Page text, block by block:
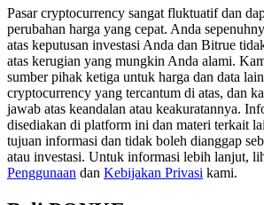
Pinjaman
Layanan pinjaman yang didukung
Pasar cryptocurrency sangat fluktuatif dan
perubahan harga yang cepat. Anda
atas keputusan investasi Anda dan Bitrue
atas kerugian yang mungkin Anda alami.
sumber pihak ketiga untuk harga dan data
cryptocurrency yang tercantum di atas, dan
jawab atas keandalan atau keakuratannya.
disediakan di platform ini dan materi terkait
tujuan informasi dan tidak boleh dianggap
atau investasi. Untuk informasi lebih lanjut,
Penggunaan dan Kebijakan Privasi kami.